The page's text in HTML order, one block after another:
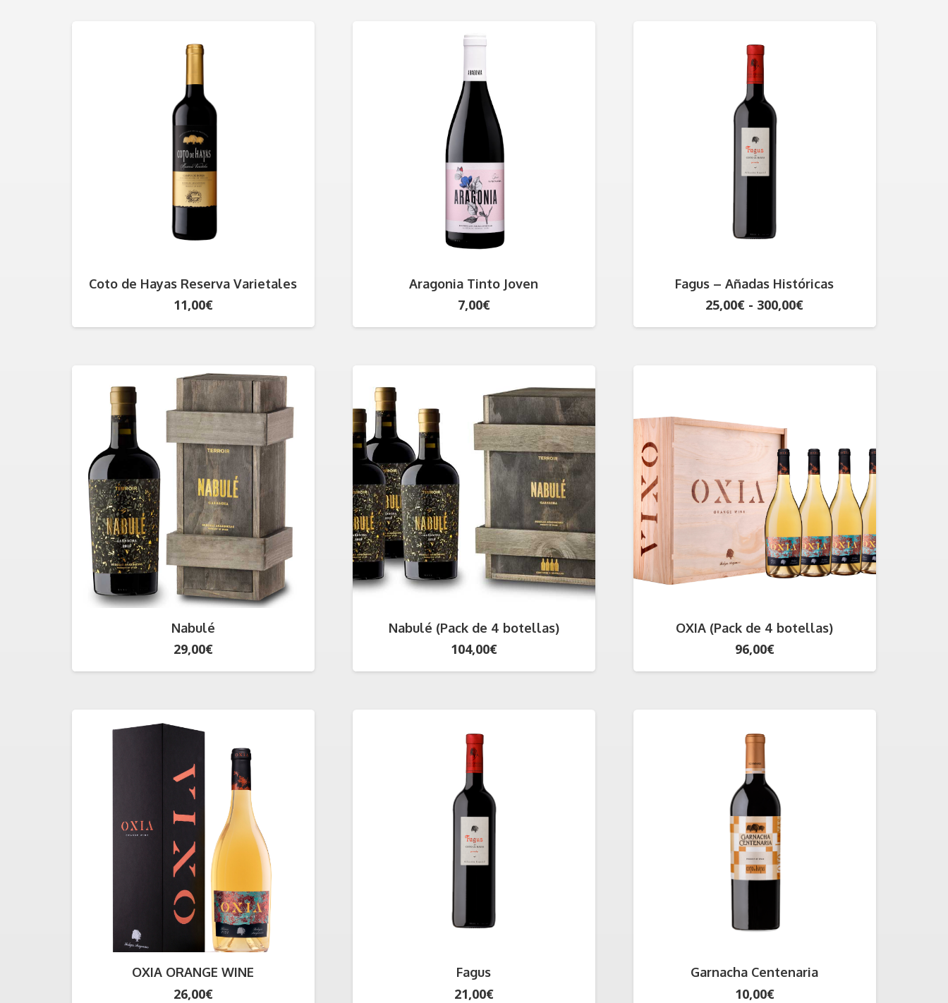
Coto de Hayas Reserva Varietales
11,00€
Aragonia Tinto Joven
7,00€
Fagus – Añadas Históricas
25,00€ - 300,00€Rango
de
Nabulé
29,00€
Nabulé (Pack de 4 botellas)
104,00€
OXIA (Pack de 4 botellas)
96,00€
OXIA ORANGE WINE
26,00€
Fagus
21,00€
Garnacha Centenaria
10,00€